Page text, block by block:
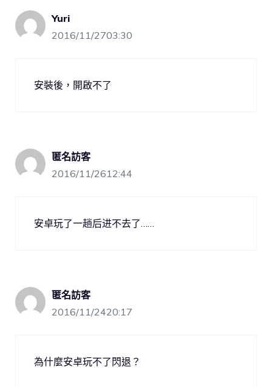
Yuri
2016/11/2703:30
安裝後，開啟不了
匿名訪客
2016/11/2612:44
安卓玩了一趟后进不去了……
匿名訪客
2016/11/2420:17
為什麼安卓玩不了閃退？